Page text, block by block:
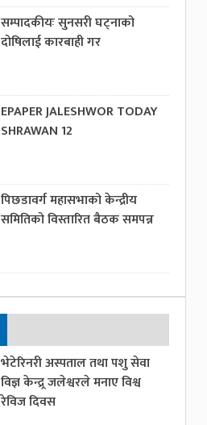
सम्पादकीयः सुनसरी घट्नाको
दोषिलाई कारबाही गर
EPAPER JALESHWOR TODAY
SHRAWAN 12
पिछडावर्ग महासभाको केन्द्रीय
समितिको विस्तारित बैठक समपन्न
भेटेरिनरी अस्पताल तथा पशु सेवा
विज्ञ केन्द्र्र जलेश्वरले मनाए विश्व
रेविज दिवस